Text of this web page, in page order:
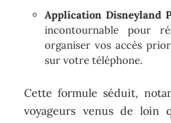
Application Disneyland
incontournable pour
organiser vos accès
sur votre téléphone.
Cette formule séduit,
voyageurs venus de loin